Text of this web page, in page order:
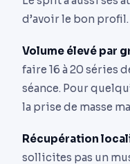
d’avoir le bon profil.
Volume élevé par
faire 16 à 20 séries
séance. Pour
la prise de masse
Récupération
sollicites pas un